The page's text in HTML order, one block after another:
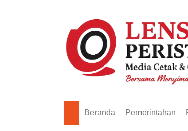
Beranda Pemerintahan